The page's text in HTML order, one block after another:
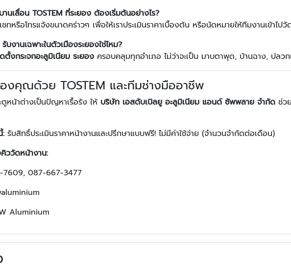
นเลื่อน TOSTEM ที่ระยอง ต้องเริ่มต้นอย่างไร?
ทหรือโทรแจ้งขนาดคร่าวๆ เพื่อให้เราประเมินราคาเบื้องต้น หรือนัดหมายให้ทีมงานเข้าไ
งานเฉพาะในตัวเมืองระยองใช่ไหม?
ตั้งกระจกอะลูมิเนียม ระยอง ครอบคลุมทุกอำเภอ ไม่ว่าจะเป็น มาบตาพุด, บ้านฉาง, ปล
งคุณด้วย TOSTEM และทีมช่างมืออาชีพ
ตูหน้าต่างเป็นปัญหาเรื้อรัง ให้ บริษัท เอสดับเบิลยู อะลูมิเนียม แอนด์ ซัพพลาย จำกัด ช่ว
: รับสิทธิ์ประเมินราคาหน้างานและปรึกษาแบบฟรี! ไม่มีค่าใช้จ่าย (จำนวนจำกัดต่อเดือน)
วัดหน้างาน:
7609, 087-667-3477
Aluminium